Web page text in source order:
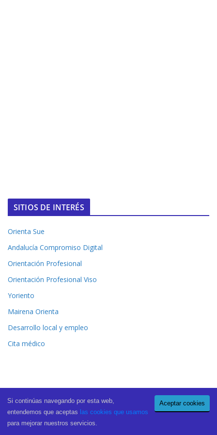
SITIOS DE INTERÉS
Orienta Sue
Andalucía Compromiso Digital
Orientación Profesional
Orientación Profesional Viso
Yoriento
Mairena Orienta
Desarrollo local y empleo
Cita médico
Copyright © 2026El Periódico de Mairena
. All rights reserved.
Theme:
ColorMag Pro by ThemeGrill. Powered by
Aceptar cookies
Si continúas navegando por esta web,
entendemos que aceptas las cookies que usamos
para mejorar nuestros servicios.